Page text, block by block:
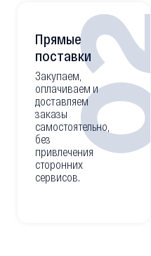
Прямые
поставки
Закупаем,
оплачиваем и
доставляем
заказы
самостоятельно,
без
привлечения
сторонних
сервисов.